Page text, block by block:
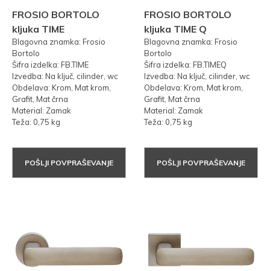
FROSIO BORTOLO
kljuka TIME
Blagovna znamka: Frosio
Bortolo
Šifra izdelka: FB.TIME
Izvedba: Na ključ, cilinder, wc
Obdelava: Krom, Mat krom,
Grafit, Mat črna
Material: Zamak
Teža: 0,75 kg
POŠLJI POVPRAŠEVANJE
FROSIO BORTOLO
kljuka TIME Q
Blagovna znamka: Frosio
Bortolo
Šifra izdelka: FB.TIMEQ
Izvedba: Na ključ, cilinder, wc
Obdelava: Krom, Mat krom,
Grafit, Mat črna
Material: Zamak
Teža: 0,75 kg
POŠLJI POVPRAŠEVANJE